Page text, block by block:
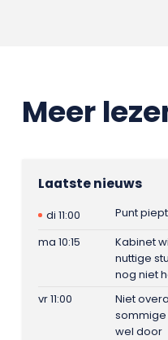
Meer
Laatste nieuws
di 11:00
Punt
ma 10:15
Kabinet
nuttige
nog niet
vr 11:00
Niet
wel door